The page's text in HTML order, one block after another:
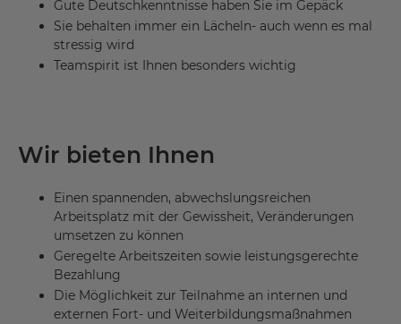
Gute Deutschkenntnisse haben Sie im Gepäck
Sie behalten immer ein Lächeln- auch wenn es mal
stressig wird
Teamspirit ist Ihnen besonders wichtig
Wir bieten Ihnen
Einen spannenden, abwechslungsreichen
Arbeitsplatz mit der Gewissheit, Veränderungen
umsetzen zu können
Geregelte Arbeitszeiten sowie leistungsgerechte
Bezahlung
Die Möglichkeit zur Teilnahme an internen und
externen Fort- und Weiterbildungsmaßnahmen